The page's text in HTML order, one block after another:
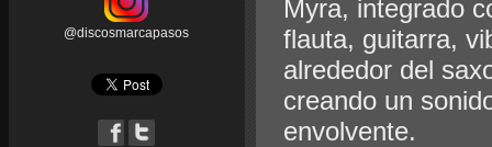
@discosmarcapasos
Myra, integrado
flauta, guitarra,
alrededor del
creando un
envolvente.